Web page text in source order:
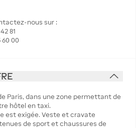
nous sur :
81
60 00
Paris, dans une zone permettant de
hôtel en taxi.
est exigée. Veste et cravate
de sport et chaussures de